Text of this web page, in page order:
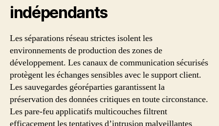
indépendants
Les séparations réseau strictes isolent les
environnements de production des zones de
développement. Les canaux de communication sécurisés
protègent les échanges sensibles avec le support client.
Les sauvegardes géoréparties garantissent la
préservation des données critiques en toute circonstance.
Les pare-feu applicatifs multicouches filtrent
efficacement les tentatives d’intrusion malveillantes